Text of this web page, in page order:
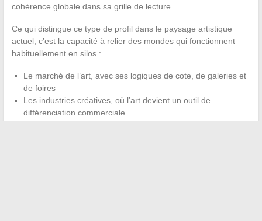
cohérence globale dans sa grille de lecture.
Ce qui distingue ce type de profil dans le paysage artistique
actuel, c’est la capacité à relier des mondes qui fonctionnent
habituellement en silos :
Le marché de l’art, avec ses logiques de cote, de galeries et
de foires
Les industries créatives, où l’art devient un outil de
différenciation commerciale